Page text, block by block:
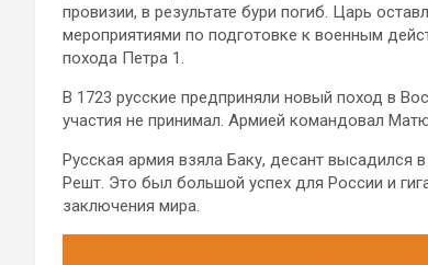
провизии, в результате бури погиб. Царь
мероприятиями по подготовке к военным
похода Петра 1.
В 1723 русские предприняли новый поход в
участия не принимал. Армией командовал
Русская армия взяла Баку, десант высадился
Решт. Это был большой успех для России и
заключения мира.